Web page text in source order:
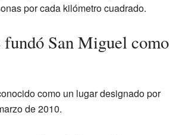
por cada kilómetro cuadrado.
fundó San Miguel como
como un lugar designado por
de 2010.